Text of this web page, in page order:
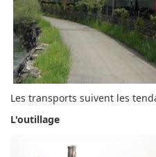
Les transports suivent les
L'outillage